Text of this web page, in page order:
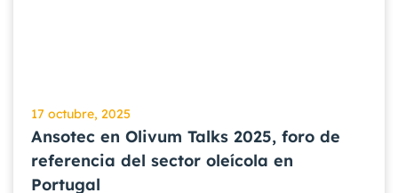
17 octubre, 2025
Ansotec en Olivum Talks 2025, foro de
referencia del sector oleícola en
Portugal